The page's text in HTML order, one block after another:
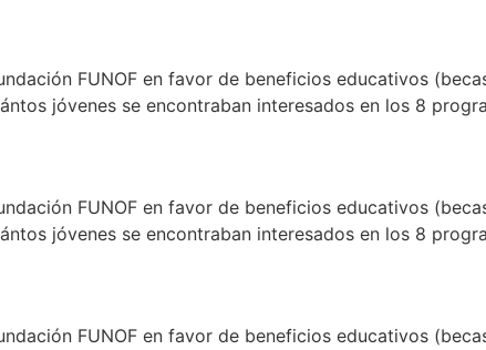
FUNOF en favor de beneficios educativos
jóvenes se encontraban interesados en los 8
FUNOF en favor de beneficios educativos
jóvenes se encontraban interesados en los 8
FUNOF en favor de beneficios educativos